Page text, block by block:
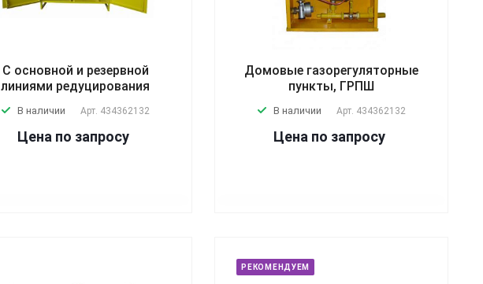
С основной и резервной
линиями редуцирования
В наличии Арт. 434362132
Цена по запросу
Домовые газорегуляторные
пункты, ГРПШ
В наличии Арт. 434362132
Цена по запросу
РЕКОМЕНДУЕМ